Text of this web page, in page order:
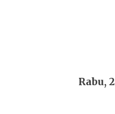
Rabu,